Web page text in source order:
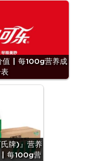
值 | 每100g营养成
牌)』营养
| 每100g营